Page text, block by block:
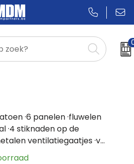
·6 panelen ·fluwelen
·4 stiknaden op de
ventilatiegaatjes ·v…